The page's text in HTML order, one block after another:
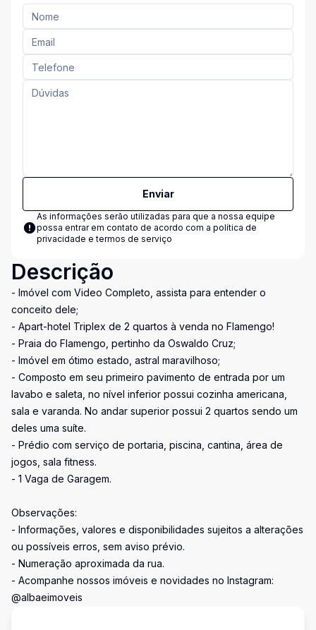
Enviar
As informações serão utilizadas para que a nossa equipe
possa entrar em contato de acordo com a política de
privacidade e termos de serviço
Descrição
- Imóvel com Video Completo, assista para entender o
conceito dele;
- Apart-hotel Triplex de 2 quartos à venda no Flamengo!
- Praia do Flamengo, pertinho da Oswaldo Cruz;
- Imóvel em ótimo estado, astral maravilhoso;
- Composto em seu primeiro pavimento de entrada por um
lavabo e saleta, no nível inferior possui cozinha americana,
sala e varanda. No andar superior possui 2 quartos sendo um
deles uma suíte.
- Prédio com serviço de portaria, piscina, cantina, área de
jogos, sala fitness.
- 1 Vaga de Garagem.
Observações:
- Informações, valores e disponibilidades sujeitos a alterações
ou possíveis erros, sem aviso prévio.
- Numeração aproximada da rua.
- Acompanhe nossos imóveis e novidades no Instagram:
@albaeimoveis